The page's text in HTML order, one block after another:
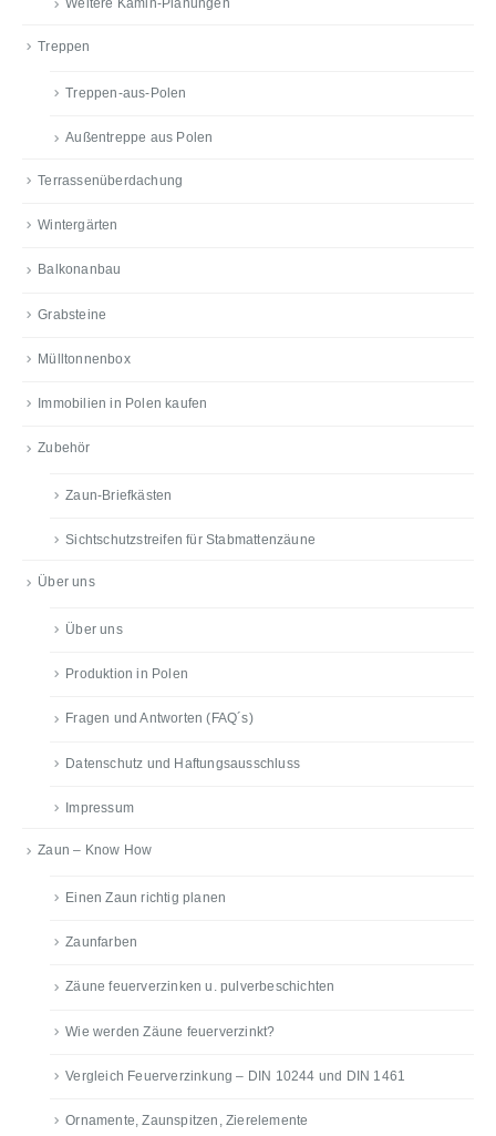
Weitere Kamin-Planungen
Treppen
Treppen-aus-Polen
Außentreppe aus Polen
Terrassenüberdachung
Wintergärten
Balkonanbau
Grabsteine
Mülltonnenbox
Immobilien in Polen kaufen
Zubehör
Zaun-Briefkästen
Sichtschutzstreifen für Stabmattenzäune
Über uns
Über uns
Produktion in Polen
Fragen und Antworten (FAQ´s)
Datenschutz und Haftungsausschluss
Impressum
Zaun – Know How
Einen Zaun richtig planen
Zaunfarben
Zäune feuerverzinken u. pulverbeschichten
Wie werden Zäune feuerverzinkt?
Vergleich Feuerverzinkung – DIN 10244 und DIN 1461
Ornamente, Zaunspitzen, Zierelemente